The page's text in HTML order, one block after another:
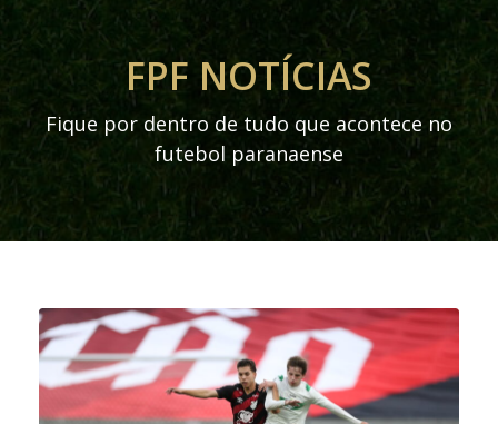
FPF NOTÍCIAS
Fique por dentro de tudo que acontece no
futebol paranaense